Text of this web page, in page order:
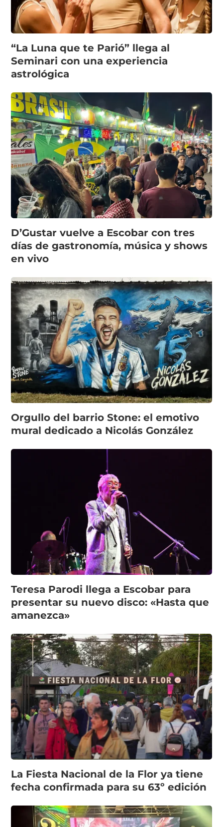
“La Luna que te Parió” llega al
Seminari con una experiencia
astrológica
D’Gustar vuelve a Escobar con tres
días de gastronomía, música y shows
en vivo
Orgullo del barrio Stone: el emotivo
mural dedicado a Nicolás González
Teresa Parodi llega a Escobar para
presentar su nuevo disco: «Hasta que
amanezca»
La Fiesta Nacional de la Flor ya tiene
fecha confirmada para su 63º edición